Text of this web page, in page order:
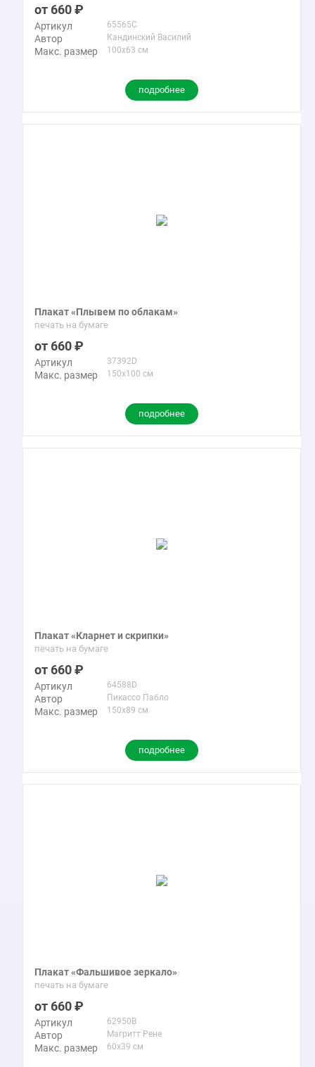
660
Артикул 65565C
Автор Кандинский Василий
Макс. размер 100x63 см
подробнее
Плакат «Плывем по облакам»
печать на бумаге
660
Артикул 37392D
Макс. размер 150x100 см
подробнее
Плакат «Кларнет и скрипки»
печать на бумаге
660
Артикул 64588D
Автор Пикассо Пабло
Макс. размер 150x89 см
подробнее
Плакат «Фальшивое зеркало»
печать на бумаге
660
Артикул 62950B
Автор Магритт Рене
Макс. размер 60x39 см